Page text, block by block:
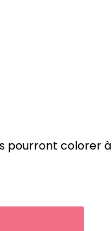
pourront colorer à